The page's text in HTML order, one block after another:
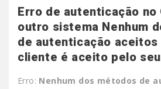
Erro de autenticação no
outro sistema Nenhum
de autenticação
cliente é aceito pelo
Erro: Nenhum dos métodos de